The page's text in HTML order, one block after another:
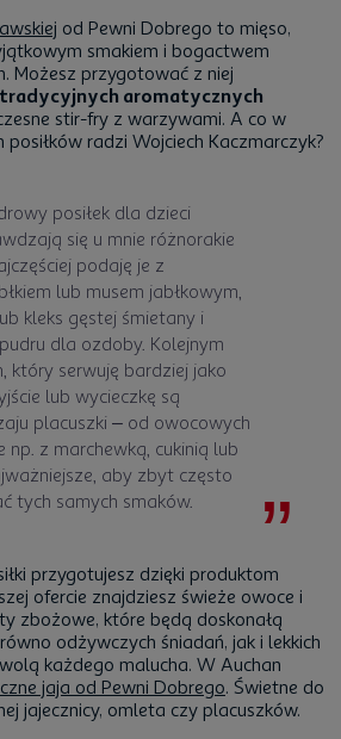
od Pewni Dobrego to mięso,
smakiem i bogactwem
Możesz przygotować z niej
tradycyjnych aromatycznych
stir-fry z warzywami. A co w
posiłków radzi Wojciech Kaczmarczyk?
posiłek dla dzieci
się u mnie różnorakie
podaję je z
lub musem jabłkowym,
kleks gęstej śmietany i
dla ozdoby. Kolejnym
który serwuję bardziej jako
lub wycieczkę są
placuszki – od owocowych
np. z marchewką, cukinią lub
aby zbyt często
tych samych smaków.
przygotujesz dzięki produktom
ofercie znajdziesz świeże owoce i
zbożowe, które będą doskonałą
odżywczych śniadań, jak i lekkich
każdego malucha. W Auchan
jaja od Pewni Dobrego. Świetne do
jajecznicy, omleta czy placuszków.